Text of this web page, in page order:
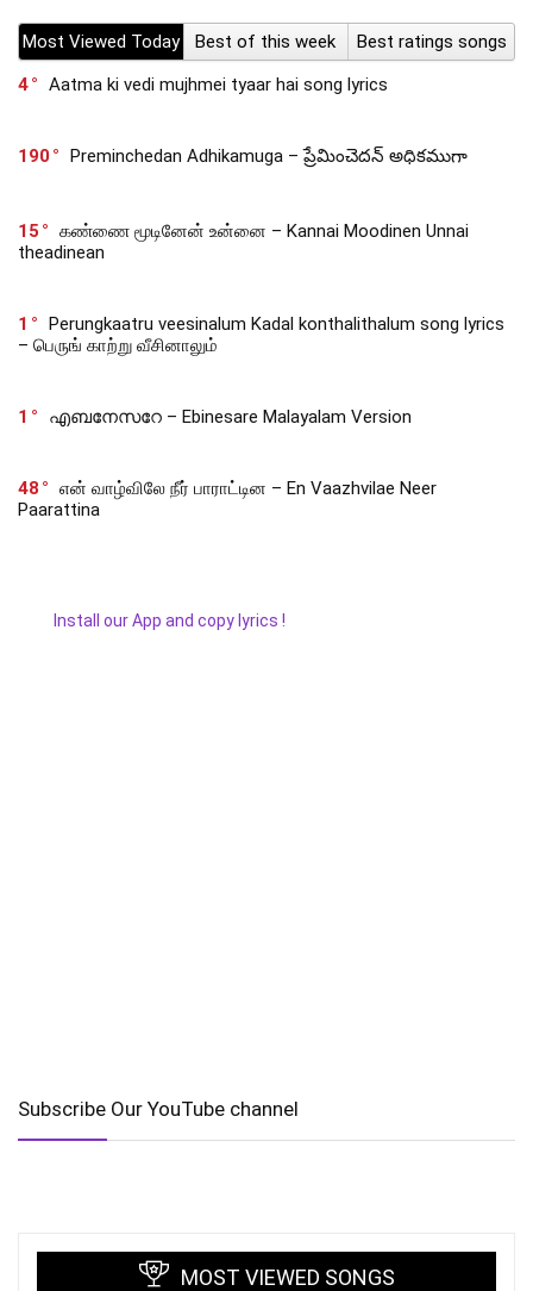
Most Viewed Today Best of this week
Best ratings songs
4
Aatma ki vedi mujhmei tyaar hai song lyrics
190 Preminchedan Adhikamuga – ప్రేమించెదన్ అధికముగా
15
கண்ணை மூடினேன் உன்னை – Kannai Moodinen Unnai
theadinean
1
Perungkaatru veesinalum Kadal konthalithalum song lyrics
– பெருங் காற்று வீசினாலும்
1 എബനേസറേ – Ebinesare Malayalam Version
48
என் வாழ்விலே நீர் பாராட்டின – En Vaazhvilae Neer
Paarattina
Install our App and copy lyrics !
Subscribe Our YouTube channel
MOST VIEWED SONGS